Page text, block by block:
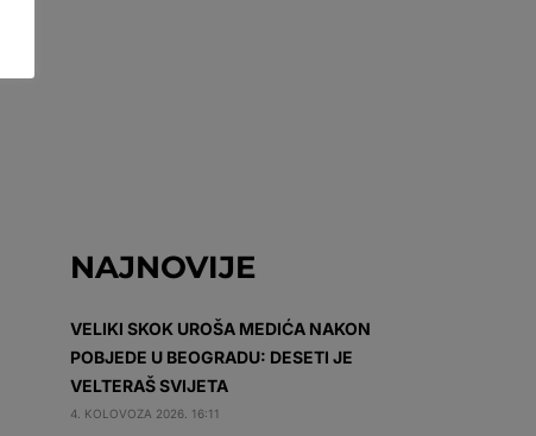
NAJNOVIJE
VELIKI SKOK UROŠA MEDIĆA NAKON
POBJEDE U BEOGRADU: DESETI JE
VELTERAŠ SVIJETA
4. KOLOVOZA 2026. 16:11